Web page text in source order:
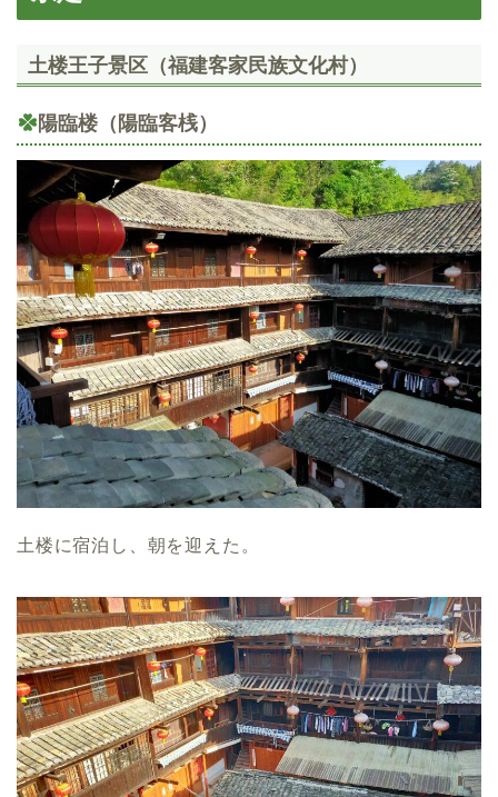
土楼王子景区（福建客家民族文化村）
陽臨楼（陽臨客桟）
土楼に宿泊し、朝を迎えた。